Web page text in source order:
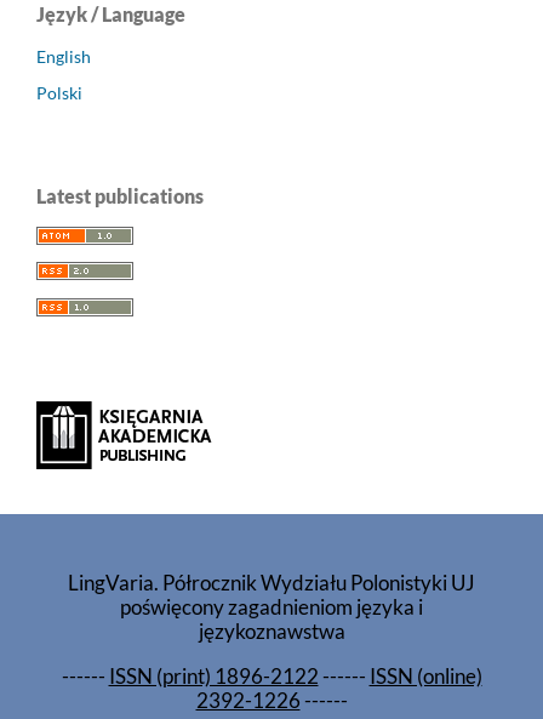
Język / Language
English
Polski
Latest publications
LingVaria. Półrocznik Wydziału Polonistyki UJ
poświęcony zagadnieniom języka i
językoznawstwa
------ ISSN (print) 1896-2122------ ISSN (online)
2392-1226------